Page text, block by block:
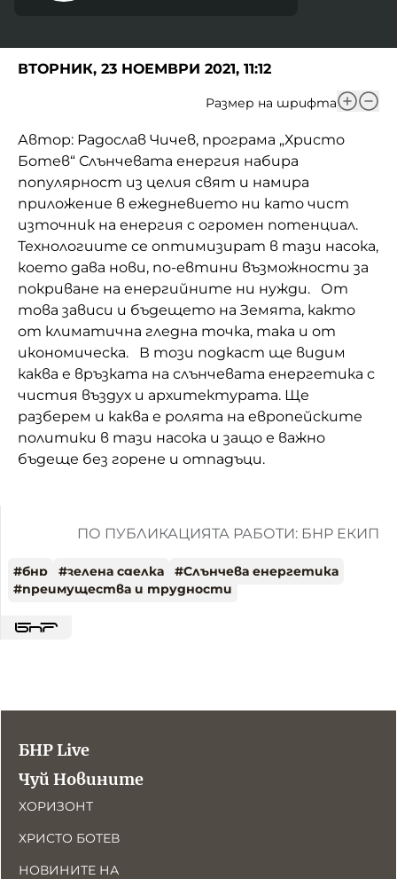
ВТОРНИК, 23 НОЕМВРИ 2021, 11:12
Размер на шрифта
Автор: Радослав Чичев, програма „Христо
Ботев“ Слънчевата енергия набира
популярност из целия свят и намира
приложение в ежедневието ни като чист
източник на енергия с огромен потенциал.
Технологиите се оптимизират в тази насока,
което дава нови, по-евтини възможности за
покриване на енергийните ни нужди. От
това зависи и бъдещето на Земята, както
от климатична гледна точка, така и от
икономическа. В този подкаст ще видим
каква е връзката на слънчевата енергетика с
чистия въздух и архитектурата. Ще
разберем и каква е ролята на европейските
политики в тази насока и защо е важно
бъдеще без горене и отпадъци.
ПО ПУБЛИКАЦИЯТА РАБОТИ: БНР ЕКИП
#бнр #зелена сделка #Слънчева eнергетика
#преимущества и трудности
БНР Live
Чуй Новините
ХОРИЗОНТ
ХРИСТО БОТЕВ
НОВИНИТЕ НА